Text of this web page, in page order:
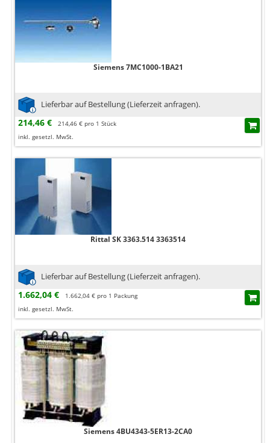
Siemens 7MC1000-1BA21
Lieferbar auf Bestellung (Lieferzeit anfragen).
214,46 €
214,46 € pro 1 Stück
inkl. gesetzl. MwSt.
Rittal SK 3363.514 3363514
Lieferbar auf Bestellung (Lieferzeit anfragen).
1.662,04 €
1.662,04 € pro 1 Packung
inkl. gesetzl. MwSt.
Siemens 4BU4343-5ER13-2CA0